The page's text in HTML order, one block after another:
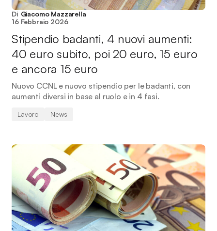
Di Giacomo Mazzarella
16 Febbraio 2026
Stipendio badanti, 4 nuovi aumenti:
40 euro subito, poi 20 euro, 15 euro
e ancora 15 euro
Nuovo CCNL e nuovo stipendio per le badanti, con
aumenti diversi in base al ruolo e in 4 fasi.
Lavoro News